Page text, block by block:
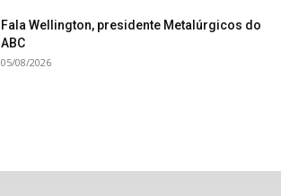
Fala Wellington, presidente Metalúrgicos do
ABC
05/08/2026